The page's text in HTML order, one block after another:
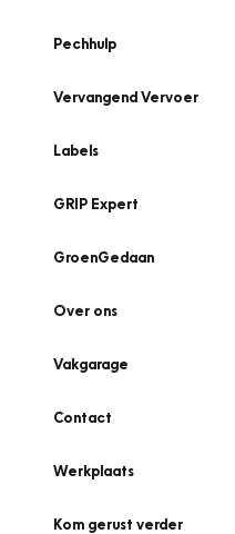
Pechhulp
Vervangend Vervoer
Labels
GRIP Expert
GroenGedaan
Over ons
Vakgarage
Contact
Werkplaats
Kom gerust verder